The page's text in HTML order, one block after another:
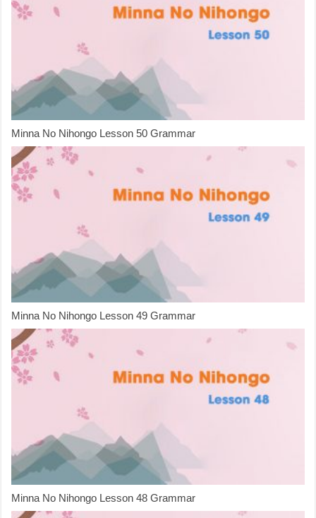
Minna No Nihongo Lesson 50 Grammar
Minna No Nihongo Lesson 49 Grammar
Minna No Nihongo Lesson 48 Grammar